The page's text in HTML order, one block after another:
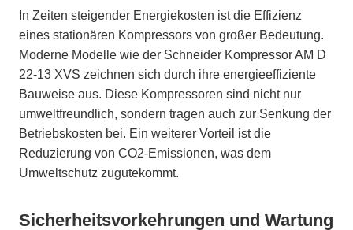
In Zeiten steigender Energiekosten ist die Effizienz
eines stationären Kompressors von großer Bedeutung.
Moderne Modelle wie der Schneider Kompressor AM D
22-13 XVS zeichnen sich durch ihre energieeffiziente
Bauweise aus. Diese Kompressoren sind nicht nur
umweltfreundlich, sondern tragen auch zur Senkung der
Betriebskosten bei. Ein weiterer Vorteil ist die
Reduzierung von CO2-Emissionen, was dem
Umweltschutz zugutekommt.
Sicherheitsvorkehrungen und Wartung